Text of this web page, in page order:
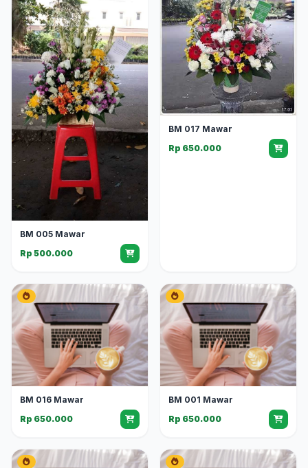
BM 005 Mawar
Rp 500.000
BM 017 Mawar
Rp 650.000
BM 016 Mawar
Rp 650.000
BM 001 Mawar
Rp 650.000